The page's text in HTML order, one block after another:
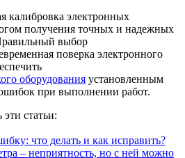
калибровка электронных
получения точных и надежных
выбор
поверка электронного
оборудования установленным
при выполнении работ.
эти статьи:
что делать и как исправить?
– неприятность, но с ней можно